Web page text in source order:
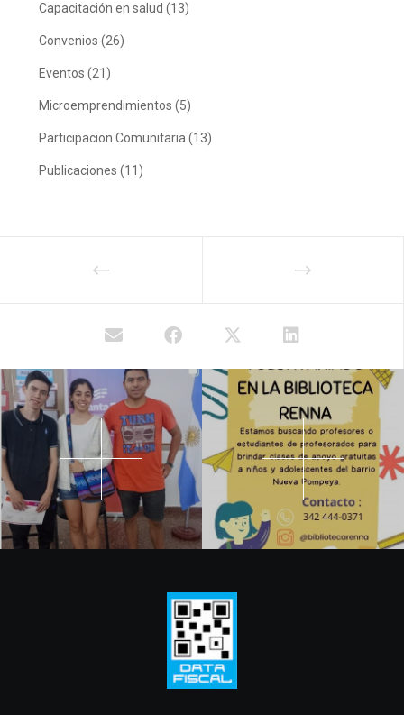
Capacitación en salud (13)
Convenios (26)
Eventos (21)
Microemprendimientos (5)
Participacion Comunitaria(13)
Publicaciones (11)